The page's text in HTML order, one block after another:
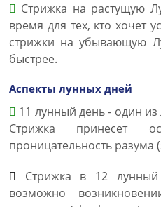
Стрижка на растущую
время для тех, кто хочет
стрижки на убывающую
быстрее.
Аспекты лунных дней
11 лунный день - один
Стрижка принесет
проницательность разума
Стрижка в 12 лунный
возможно